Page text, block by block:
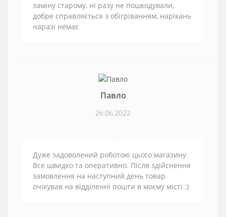
заміну старому, ні разу не пошкодували,
добре справляється з обігріванням, нарікань
наразі немає
Павло
26.06.2022
Дуже задоволений роботою цього магазину.
Все швидко та оперативно. Після здійснення
замовлення на наступний день товар
очікував на відділенні пошти в моєму місті :)